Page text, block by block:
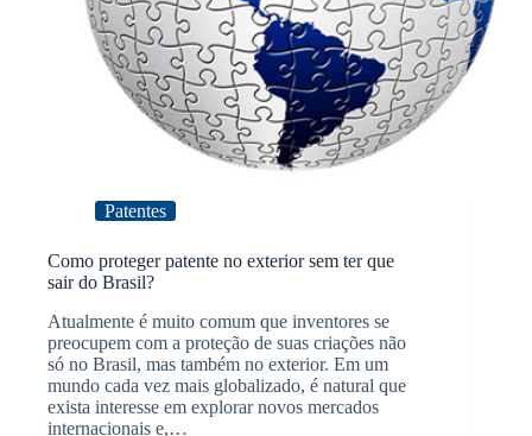
Patentes
Como proteger patente no exterior sem ter que
sair do Brasil?
Atualmente é muito comum que inventores se
preocupem com a proteção de suas criações não
só no Brasil, mas também no exterior. Em um
mundo cada vez mais globalizado, é natural que
exista interesse em explorar novos mercados
internacionais e,…